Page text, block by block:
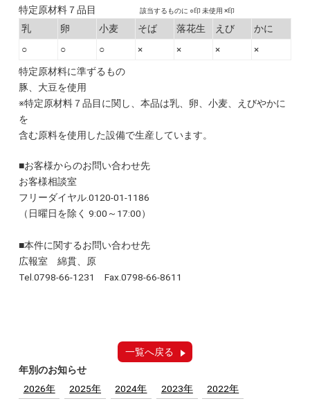
特定原材料７品目
該当するものに ○印 未使用 ×印
乳 卵 小麦 そば 落花生 えび
かに
○
○ ○ × × ×
×
特定原材料に準ずるもの
豚、大豆を使用
※特定原材料７品目に関し、本品は乳、卵、小麦、えびやかに
を
含む原料を使用した設備で生産しています。
■お客様からのお問い合わせ先
お客様相談室
フリーダイヤル.0120-01-1186
（日曜日を除く 9:00～17:00）
■本件に関するお問い合わせ先
広報室 綿貫、原
Tel.0798-66-1231 Fax.0798-66-8611
一覧へ戻る
年別のお知らせ
2026年
2025年 2024年 2023年 2022年